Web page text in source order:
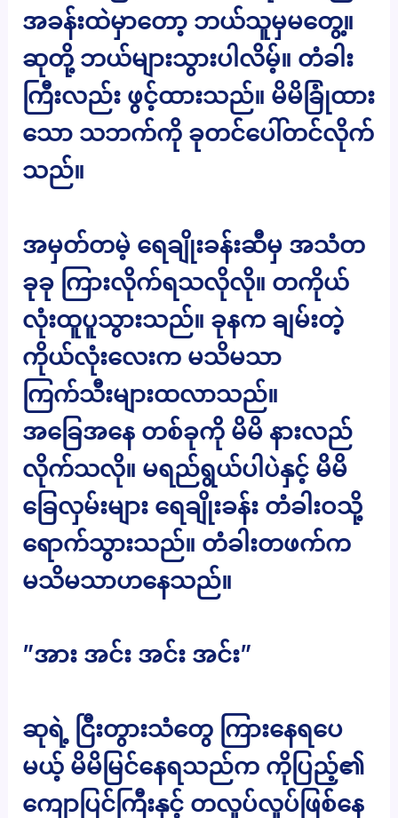
အခန်းထဲမှာတော့ ဘယ်သူမှမတွေ့။
ဆုတို့ ဘယ်များသွားပါလိမ့်။ တံခါး
ကြီးလည်း ဖွင့်ထားသည်။ မိမိခြုံထား
သော သဘက်ကို ခုတင်ပေါ်တင်လိုက်
သည်။
အမှတ်တမဲ့ ရေချိုးခန်းဆီမှ အသံတ
ခုခု ကြားလိုက်ရသလိုလို။ တကိုယ်
လုံးထူပူသွားသည်။ ခုနက ချမ်းတဲ့
ကိုယ်လုံးလေးက မသိမသာ
ကြက်သီးများထလာသည်။
အခြေအနေ တစ်ခုကို မိမိ နားလည်
လိုက်သလို။ မရည်ရွယ်ပါပဲနှင့် မိမိ
ခြေလှမ်းများ ရေချိုးခန်း တံခါးဝသို့
ရောက်သွားသည်။ တံခါးတဖက်က
မသိမသာဟနေသည်။
”အား အင်း အင်း အင်း”
ဆုရဲ့ ငြီးတွားသံတွေ ကြားနေရပေ
မယ့် မိမိမြင်နေရသည်က ကိုပြည့်၏
ကျောပြင်ကြီးနှင့် တလှုပ်လှုပ်ဖြစ်နေ